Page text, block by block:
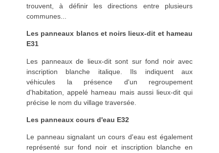
trouvent, à définir les directions entre plusieurs
communes...
Les panneaux blancs et noirs lieux-dit et hameau
E31
Les panneaux de lieux-dit sont sur fond noir avec
inscription blanche italique. Ils indiquent aux
véhicules la présence d'un regroupement
d'habitation, appelé hameau mais aussi lieux-dit qui
précise le nom du village traversée.
Les panneaux cours d'eau E32
Le panneau signalant un cours d'eau est également
représenté sur fond noir et inscription blanche en